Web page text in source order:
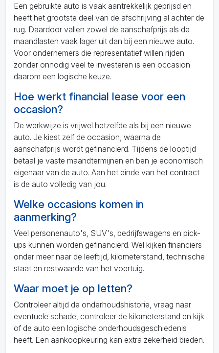
Een gebruikte auto is vaak aantrekkelijk geprijsd en
heeft het grootste deel van de afschrijving al achter de
rug. Daardoor vallen zowel de aanschafprijs als de
maandlasten vaak lager uit dan bij een nieuwe auto.
Voor ondernemers die representatief willen rijden
zonder onnodig veel te investeren is een occasion
daarom een logische keuze.
Hoe werkt financial lease voor een
occasion?
De werkwijze is vrijwel hetzelfde als bij een nieuwe
auto. Je kiest zelf de occasion, waarna de
aanschafprijs wordt gefinancierd. Tijdens de looptijd
betaal je vaste maandtermijnen en ben je economisch
eigenaar van de auto. Aan het einde van het contract
is de auto volledig van jou.
Welke occasions komen in
aanmerking?
Veel personenauto's, SUV's, bedrijfswagens en pick-
ups kunnen worden gefinancierd. Wel kijken financiers
onder meer naar de leeftijd, kilometerstand, technische
staat en restwaarde van het voertuig.
Waar moet je op letten?
Controleer altijd de onderhoudshistorie, vraag naar
eventuele schade, controleer de kilometerstand en kijk
of de auto een logische onderhoudsgeschiedenis
heeft. Een aankoopkeuring kan extra zekerheid bieden.